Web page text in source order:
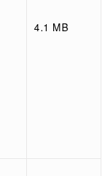
4.1 MB